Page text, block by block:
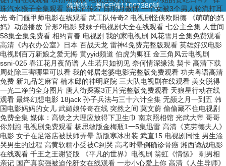
備案號：粵ICP備11007380號
珠汽水猴子全集观看 新水浒传27 陈明月微博 一个女被3个男人轮流打耳
光 奇门偃甲师电影在线观看 武工队传奇2 电视剧怪侠欧阳德 《萌萌的妈
妈》动漫播放 异形2电影 辣妹子电视剧大全在线观看 七公主全集 人世间
58集全集免费看 相约青春 电视剧 我的家电视剧 风花雪月全集免费观看
高清《内衣办公室》日本 百战天龙 雷神4免费完整版观看 英雄好汉电影
电视剧百万新娘之爱无悔 黄yyid频道 伯虎为卿狂 金三角风云电视剧
ssni-025 春江花月夜简谱 人生若只如初见 奈何情深缘浅 契卡 高清下载
周处除三害哪里可以看 我的邻居老婆电影完整版免费观看 功夫粤语高清
免费 新九品芝麻官 楠木邸的神明庭院 三大队电视剧在线观看 美女脱得
一光二净的全身图片 唐人街探案3正片完整版免费观看 天狼星行动在线
观看 最终幻想电影 18jack 孙子兵法与三十六计全集 无颜之月一到五 韩
国电影妈妈的女儿 武媚娘传奇在线 突然之间 莫文蔚 偷偷藏不住电视剧
免费全集 媒体：高铁之大理应放得下卫生巾 南京照相馆 光武大帝 哥哥
你别跑 电视剧免费观看 杨思敏版金梅瓶1一5集迅雷 高清《克劳德夫人》
电影 女子在足浴店被技师弄晕 新版寒冰出装 武直15 电视剧同性 男生淦
哭男生的过程 高黄软糯小受被C到哭 高考时晕倒确诊骨癌 湘西诡战电影
在线观看 千王之王谢贤版 《平凡的世界》电视剧 翁虹《情愫》 剩男相
亲记 国产真实强被迫伦姧女在线观看 一步小心爱上你 高清《人生导师》